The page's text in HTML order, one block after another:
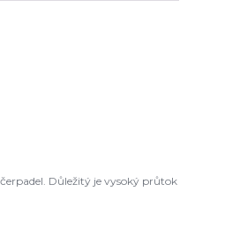
Důležitý je vysoký průtok